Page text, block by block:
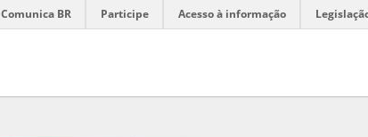
Comunica BR Participe Acesso à informação